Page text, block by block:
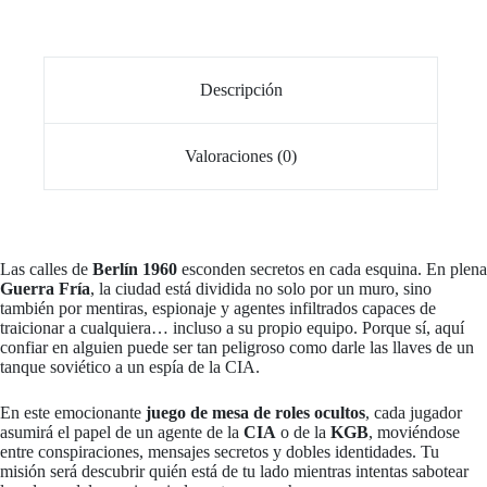
Descripción
Valoraciones (0)
Las calles de Berlín 1960 esconden secretos en cada esquina. En plena
Guerra Fría, la ciudad está dividida no solo por un muro, sino
también por mentiras, espionaje y agentes infiltrados capaces de
traicionar a cualquiera… incluso a su propio equipo. Porque sí, aquí
confiar en alguien puede ser tan peligroso como darle las llaves de un
tanque soviético a un espía de la CIA.
En este emocionante juego de mesa de roles ocultos, cada jugador
asumirá el papel de un agente de la CIA o de la KGB, moviéndose
entre conspiraciones, mensajes secretos y dobles identidades. Tu
misión será descubrir quién está de tu lado mientras intentas sabotear